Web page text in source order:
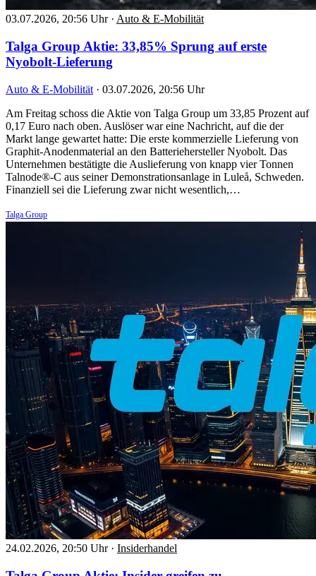
03.07.2026, 20:56 Uhr · Auto & E-Mobilität
Talga Group Aktie: 33,85% Sprung auf erste
Nyobolt-Lieferung
Auto & E-Mobilität · 03.07.2026, 20:56 Uhr
Am Freitag schoss die Aktie von Talga Group um 33,85 Prozent auf
0,17 Euro nach oben. Auslöser war eine Nachricht, auf die der
Markt lange gewartet hatte: Die erste kommerzielle Lieferung von
Graphit-Anodenmaterial an den Batteriehersteller Nyobolt. Das
Unternehmen bestätigte die Auslieferung von knapp vier Tonnen
Talnode®-C aus seiner Demonstrationsanlage in Luleå, Schweden.
Finanziell sei die Lieferung zwar nicht wesentlich,…
Talga Group
24.02.2026, 20:50 Uhr · Insiderhandel